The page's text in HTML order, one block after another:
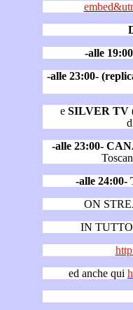
-alle
-alle 23:00-
e SILVER TV
-alle 23:00-
-alle
ON
IN
ed anche qui